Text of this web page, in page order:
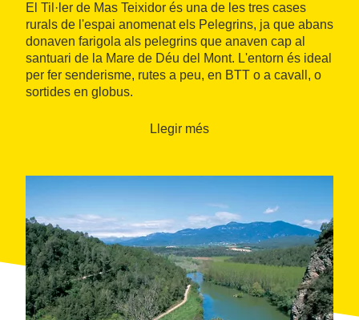
El Til·ler de Mas Teixidor és una de les tres cases
rurals de l'espai anomenat els Pelegrins, ja que abans
donaven farigola als pelegrins que anaven cap al
santuari de la Mare de Déu del Mont. L'entorn és ideal
per fer senderisme, rutes a peu, en BTT o a cavall, o
sortides en globus.
Llegir més